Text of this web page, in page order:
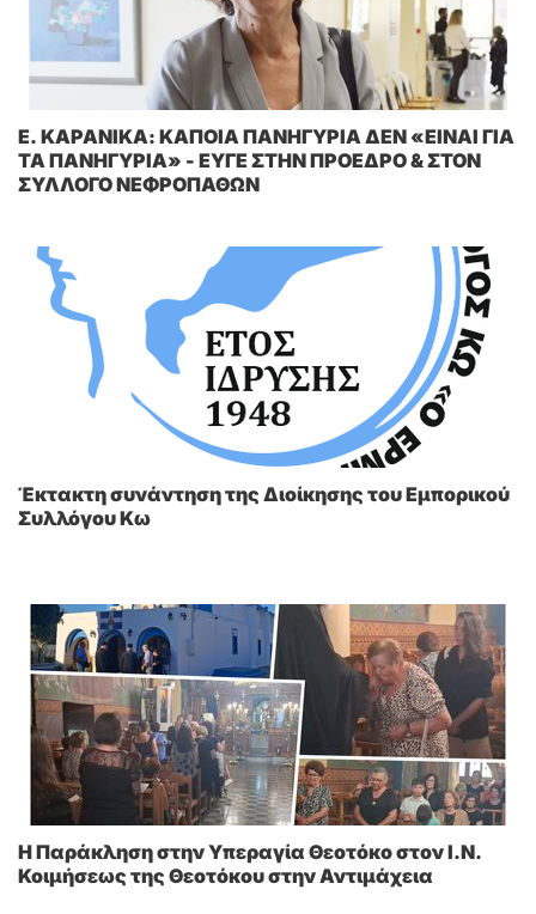
E. KAΡΑΝΙΚΑ: ΚΑΠΟΙΑ ΠΑΝΗΓΥΡΙΑ ΔΕΝ «ΕΙΝΑΙ ΓΙΑ
ΤΑ ΠΑΝΗΓΥΡΙΑ» - ΕΥΓΕ ΣΤΗΝ ΠΡΟΕΔΡΟ & ΣΤΟΝ
ΣΥΛΛΟΓΟ ΝΕΦΡΟΠΑΘΩΝ
Έκτακτη συνάντηση της Διοίκησης του Εμπορικού
Συλλόγου Κω
Η Παράκληση στην Υπεραγία Θεοτόκο στoν I.N.
Κοιμήσεως της Θεοτόκου στην Αντιμάχεια